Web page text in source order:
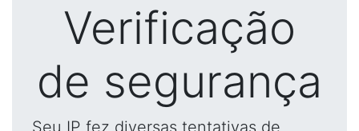
Verificação
de segurança
Seu IP fez diversas tentativas de